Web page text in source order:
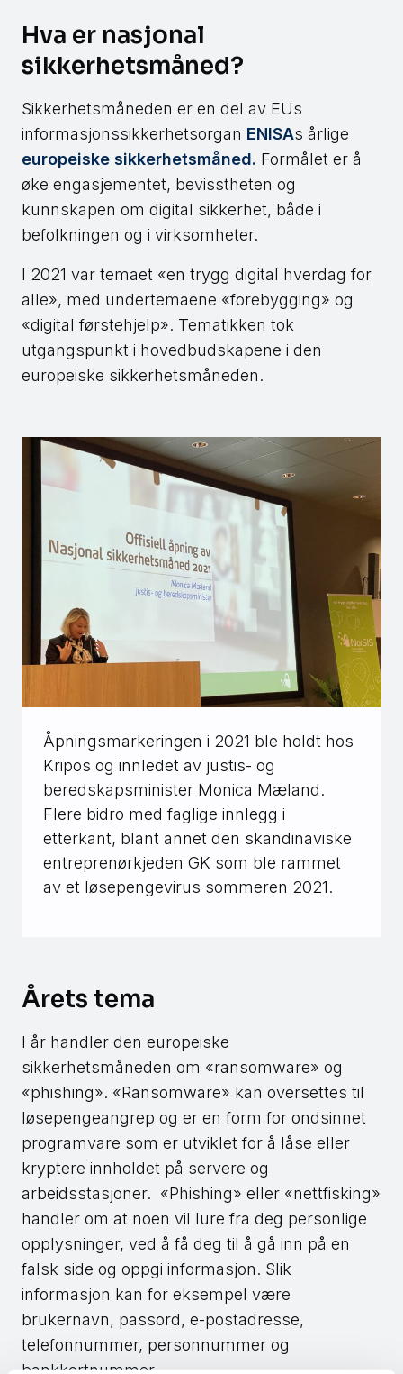
Hva er nasjonal
sikkerhetsmåned?
Sikkerhetsmåneden er en del av EUs
informasjonssikkerhetsorgan ENISAs årlige
europeiske sikkerhetsmåned. Formålet er å
øke engasjementet, bevisstheten og
kunnskapen om digital sikkerhet, både i
befolkningen og i virksomheter.
I 2021 var temaet «en trygg digital hverdag for
alle», med undertemaene «forebygging» og
«digital førstehjelp». Tematikken tok
utgangspunkt i hovedbudskapene i den
europeiske sikkerhetsmåneden.
Åpningsmarkeringen i 2021 ble holdt hos
Kripos og innledet av justis- og
beredskapsminister Monica Mæland.
Flere bidro med faglige innlegg i
etterkant, blant annet den skandinaviske
entreprenørkjeden GK som ble rammet
av et løsepengevirus sommeren 2021.
Årets tema
I år handler den europeiske
sikkerhetsmåneden om «ransomware» og
«phishing». «Ransomware» kan oversettes til
løsepengeangrep og er en form for ondsinnet
programvare som er utviklet for å låse eller
kryptere innholdet på servere og
arbeidsstasjoner. «Phishing» eller «nettfisking»
handler om at noen vil lure fra deg personlige
opplysninger, ved å få deg til å gå inn på en
falsk side og oppgi informasjon. Slik
informasjon kan for eksempel være
brukernavn, passord, e-postadresse,
telefonnummer, personnummer og
bankkortnummer.